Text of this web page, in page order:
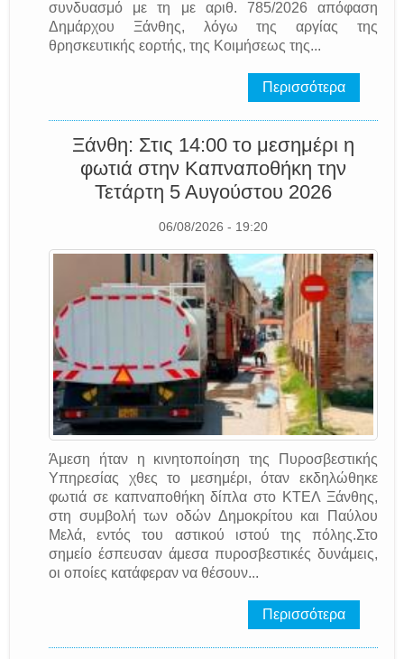
συνδυασμό με τη με αριθ. 785/2026 απόφαση
Δημάρχου Ξάνθης, λόγω της αργίας της
θρησκευτικής εορτής, της Κοιμήσεως της...
Περισσότερα
Ξάνθη: Στις 14:00 το μεσημέρι η
φωτιά στην Καπναποθήκη την
Τετάρτη 5 Αυγούστου 2026
06/08/2026 - 19:20
Άμεση ήταν η κινητοποίηση της Πυροσβεστικής
Υπηρεσίας χθες το μεσημέρι, όταν εκδηλώθηκε
φωτιά σε καπναποθήκη δίπλα στο ΚΤΕΛ Ξάνθης,
στη συμβολή των οδών Δημοκρίτου και Παύλου
Μελά, εντός του αστικού ιστού της πόλης.Στο
σημείο έσπευσαν άμεσα πυροσβεστικές δυνάμεις,
οι οποίες κατάφεραν να θέσουν...
Περισσότερα